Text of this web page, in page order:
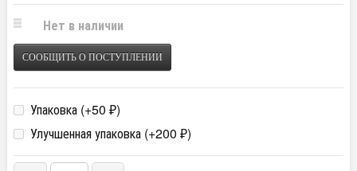
Нет в наличии
СООБЩИТЬ О ПОСТУПЛЕНИИ
Упаковка (+50 ₽)
Улучшенная упаковка (+200 ₽)